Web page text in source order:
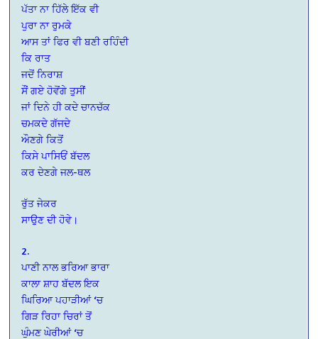
ਪੱਤਾ ਨਾ ਹਿੱਲੇ ਇੱਕ ਵੀ
ਪੁਰਾ ਨਾ ਰੁਮਕੇ
ਆਸ ਤਾਂ ਫਿਰ ਵੀ ਬਣੀ ਰਹਿੰਦੀ
ਕਿ ਰਾਤ
ਜਦੋਂ ਨਿਰਾਸ਼
ਸੌਂ ਗਏ ਹੋਵੋਂਗੇ ਤੁਸੀਂ
ਜਾਂ ਦਿਨੇ ਹੀ ਕਦੇ ਚਾਨਚੱਕ
ਚਮਕਦੇ ਗੱਜਦੇ
ਔਣਗੇ ਕਿਤੋਂ
ਕਿਸੇ ਪਾਸਿਓਂ ਬੱਦਲ
ਕਰ ਦੇਣਗੇ ਜਲ-ਥਲ
ਰੁੱਤ ਜੇਕਰ
ਸਾਉਣ ਦੀ ਹੋਵੇ।
2.
ਪਾਣੀ ਨਾਲ ਭਰਿਆ ਭਾਰਾ
ਕਾਲਾ ਸ਼ਾਹ ਬੱਦਲ ਇਕ
ਘਿਰਿਆ ਪਹਾੜੀਆਂ ‘ਚ
ਗਿੜ ਰਿਹਾ ਚਿਰਾਂ ਤੋਂ
ਘੁੰਮਣ ਘੇਰੀਆਂ ‘ਚ